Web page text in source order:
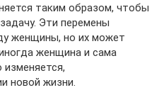
таким образом, чтобы
Эти перемены
женщины, но их может
женщина и сама
изменяется,
новой жизни.